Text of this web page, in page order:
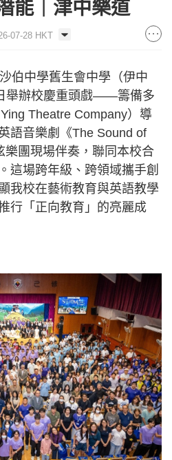
能｜津中樂道
07-28 HKT
伯中學舊生會中學（伊中
舉辦校慶重頭戲——籌備多
Theatre Company）導
語音樂劇《The Sound of
樂團現場伴奏，聯同本校合
這場跨年級、跨領域攜手創
我校在藝術教育與英語教學
行「正向教育」的亮麗成